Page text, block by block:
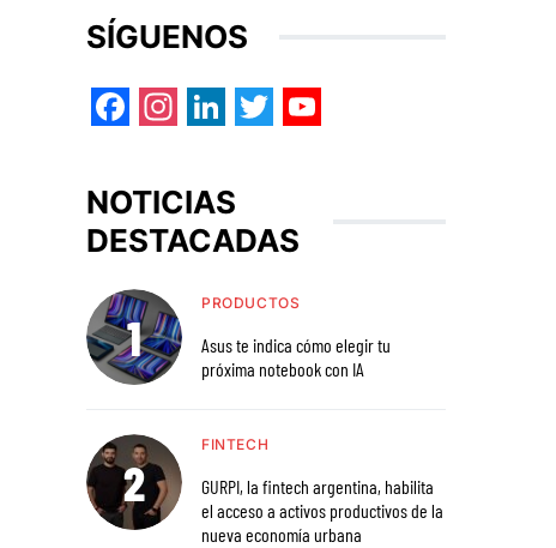
SÍGUENOS
NOTICIAS
DESTACADAS
PRODUCTOS
Asus te indica cómo elegir tu
próxima notebook con IA
FINTECH
GURPI, la fintech argentina, habilita
el acceso a activos productivos de la
nueva economía urbana